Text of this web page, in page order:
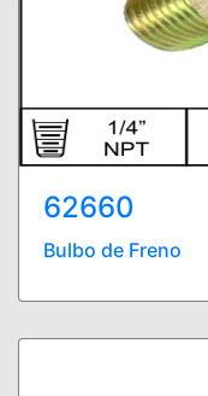
62660
Bulbo de Freno